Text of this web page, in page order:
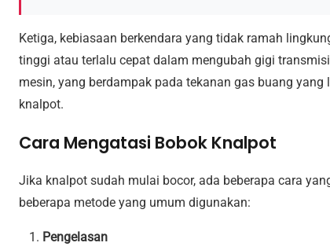
Ketiga, kebiasaan berkendara yang tidak ramah
tinggi atau terlalu cepat dalam mengubah gigi
mesin, yang berdampak pada tekanan gas buang
knalpot.
Cara Mengatasi Bobok Knalpot
Jika knalpot sudah mulai bocor, ada beberapa cara
beberapa metode yang umum digunakan:
Pengelasan